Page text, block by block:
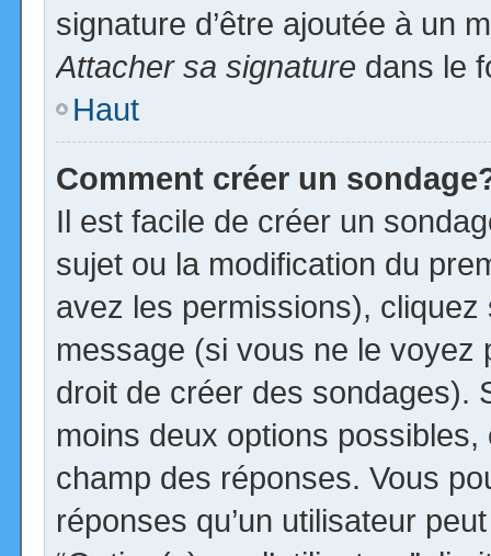
signature d’être ajoutée à un
Attacher sa signature dans le
Haut
Comment créer un
Il est facile de créer un
sujet ou la modification du
avez les permissions), cliquez
message (si vous ne le voyez
droit de créer des sondages).
moins deux options
champ des réponses. Vous
réponses qu’un utilisateur